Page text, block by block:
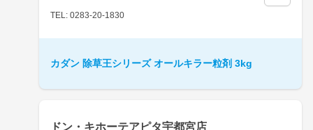
TEL: 0283-20-1830
カダン 除草王シリーズ オールキラー粒剤 3kg
ドン・キホーテアピタ宇都宮店